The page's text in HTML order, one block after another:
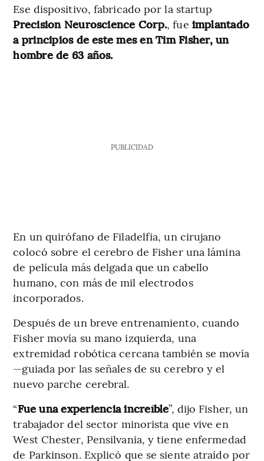
Ese dispositivo, fabricado por la startup
Precision Neuroscience Corp., fue implantado
a principios de este mes en Tim Fisher, un
hombre de 63 años.
PUBLICIDAD
En un quirófano de Filadelfia, un cirujano
colocó sobre el cerebro de Fisher una lámina
de película más delgada que un cabello
humano, con más de mil electrodos
incorporados.
Después de un breve entrenamiento, cuando
Fisher movía su mano izquierda, una
extremidad robótica cercana también se movía
—guiada por las señales de su cerebro y el
nuevo parche cerebral.
“Fue una experiencia increíble”, dijo Fisher, un
trabajador del sector minorista que vive en
West Chester, Pensilvania, y tiene enfermedad
de Parkinson. Explicó que se siente atraído por